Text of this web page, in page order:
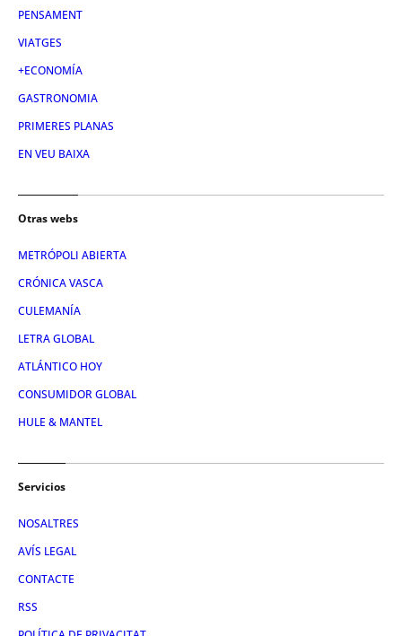
PENSAMENT
VIATGES
+ECONOMÍA
GASTRONOMIA
PRIMERES PLANAS
EN VEU BAIXA
Otras webs
METRÓPOLI ABIERTA
CRÓNICA VASCA
CULEMANÍA
LETRA GLOBAL
ATLÁNTICO HOY
CONSUMIDOR GLOBAL
HULE & MANTEL
Servicios
NOSALTRES
AVÍS LEGAL
CONTACTE
RSS